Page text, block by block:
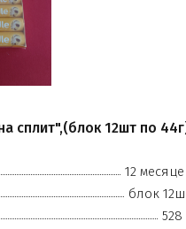
сплит",(блок 12шт по
12
блок
528